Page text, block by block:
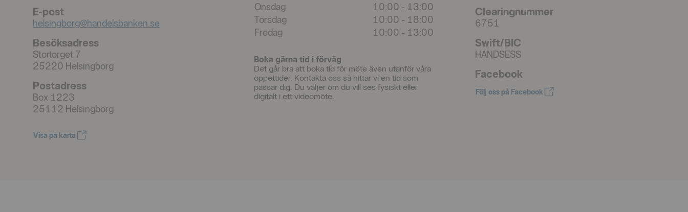
E-post
helsingborg@handelsbanken.se
Besöksadress
Stortorget 7
25220 Helsingborg
Postadress
Box 1223
25112 Helsingborg
Visa på karta
Öppnas i nytt fönster
Onsdag
10:00 - 13:00
Torsdag
10:00 - 18:00
Fredag
10:00 - 13:00
Boka gärna tid i förväg
Det går bra att boka tid för möte även utanför våra
öppettider. Kontakta oss så hittar vi en tid som
passar dig. Du väljer om du vill ses fysiskt eller
digitalt i ett videomöte.
Clearingnummer
6751
Swift/BIC
HANDSESS
Facebook
Följ oss på Facebook
Öppnas i nytt fönster